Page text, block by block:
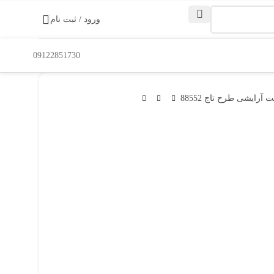
ورود / ثبت نام
09122851730
آرایشی طرح تاج 88552